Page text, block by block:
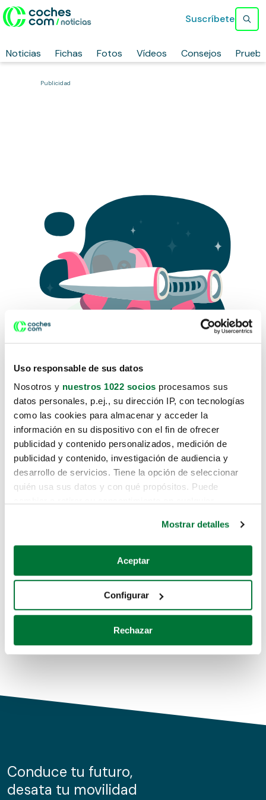
Uso responsable de sus datos
Nosotros y nuestros 1022 socios procesamos sus
datos personales, p.ej., su dirección IP, con tecnologías
como las cookies para almacenar y acceder la
información en su dispositivo con el fin de ofrecer
publicidad y contenido personalizados, medición de
publicidad y contenido, investigación de audiencia y
desarrollo de servicios. Tiene la opción de seleccionar
quién usa sus datos y con qué propósitos. Puede
Si lo permite, también quisiéramos:
Recopilar información sobre su ubicación geográfica
Identificar su dispositivo analizándolo activamente
para buscar características específicas (huellas
Obtenga más información sobre cómo se procesan sus
de cookies.
información sobre el uso que haga del sitio web con
nuestros partners de redes sociales, publicidad y análisis
Mostrar detalles
Aceptar
Configurar
Rechazar
Noticias Fichas Fotos Vídeos Consejos
Suscríbete
Publicidad
Lo sentimos, no sabemos como
te hemos traido hasta aquí.
Pero puedes encontrar el coche que estás
buscando en alguno de estos enlaces:
Coches de segunda mano
Coches de km0
Conduce tu futuro,
desata tu movilidad